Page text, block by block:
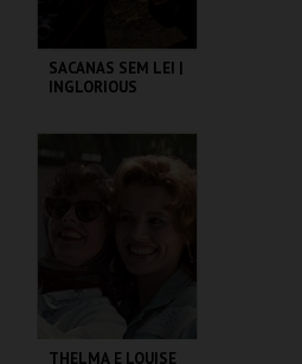
SACANAS SEM LEI |
INGLORIOUS
THELMA E LOUISE